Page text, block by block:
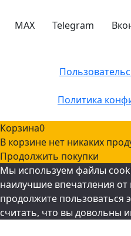
MAX Telegram
Политика
Корзина0
В корзине нет никаких
Продолжить покупки
Мы используем файлы
наилучшие впечатления от
продолжите пользоваться
считать, что вы довольны